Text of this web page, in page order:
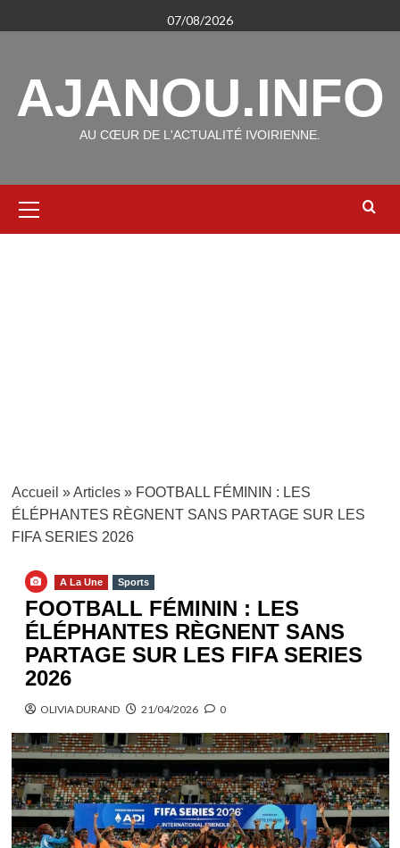
au
07/08/2026
AJANOU.INFO
AU CŒUR DE L'ACTUALITÉ IVOIRIENNE.
principal
Accueil »Articles» FOOTBALL FÉMININ : LES
ÉLÉPHANTES RÈGNENT SANS PARTAGE SUR LES
FIFA SERIES 2026
A La Une Sports
FOOTBALL FÉMININ : LES
ÉLÉPHANTES RÈGNENT SANS
PARTAGE SUR LES FIFA SERIES
2026
OLIVIA DURAND 21/04/2026 0